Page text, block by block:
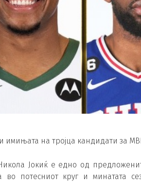
имињата на тројца кандидати за
Јокиќ е едно од
во потесниот круг и минатата